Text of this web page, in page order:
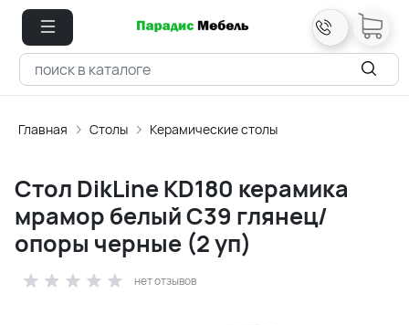
Главная Столы Керамические столы
Стол DikLine KD180 керамика
мрамор белый C39 глянец/
опоры черные (2 уп)
нет отзывов